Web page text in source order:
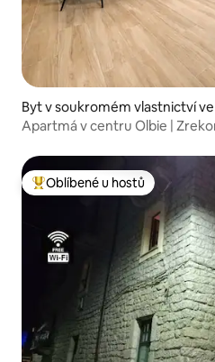
Byt v soukromém vlastnictví
Apartmá v centru Olbie |
Nejlepší v kategorii Oblíbené u
Oblíbené u hostů